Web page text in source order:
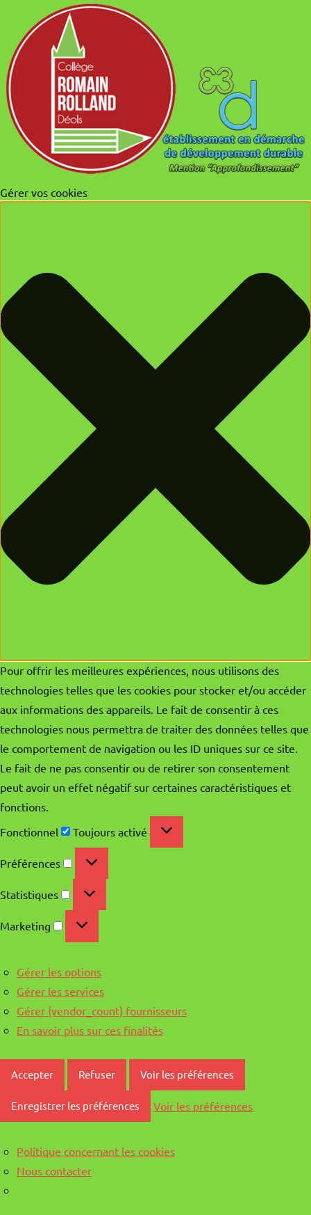
Gérer vos cookies
Pour offrir les meilleures expériences, nous utilisons des
technologies telles que les cookies pour stocker et/ou accéder
aux informations des appareils. Le fait de consentir à ces
technologies nous permettra de traiter des données telles que
le comportement de navigation ou les ID uniques sur ce site.
Le fait de ne pas consentir ou de retirer son consentement
peut avoir un effet négatif sur certaines caractéristiques et
fonctions.
Fonctionnel
Fonctionnel
Toujours activé
Préférences Préférences
Statistiques Statistiques
Marketing Marketing
Gérer les options
Gérer les services
Gérer {vendor_count} fournisseurs
En savoir plus sur ces finalités
Accepter Refuser Voir les préférences
Enregistrer les préférences Voir les préférences
Politique concernant les cookies
Nous contacter